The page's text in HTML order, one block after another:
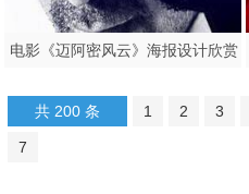
电影《迈阿密风云》海报设计欣赏
共 200 条 1 2 3
7